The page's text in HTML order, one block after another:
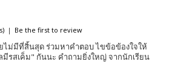
| Be the first to review
ไม่มีที่สิ้นสุด ร่วมหาคำตอบ ไขข้อข้องใจให้
มีรสเค็ม" กันนะ คำถามยิ่งใหญ่ จากนักเรียน